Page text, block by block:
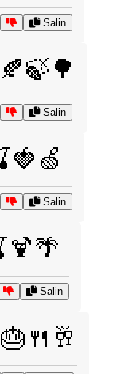
Salin
Salin
Salin
Salin